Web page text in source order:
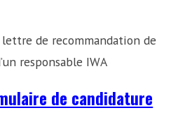
de recommandation de
responsable IWA
de candidature